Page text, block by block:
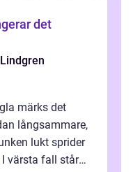
det
märks det
långsammare,
lukt sprider
värsta fall står